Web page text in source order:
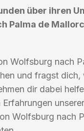
über ihren
Palma de
Wolfsburg nach
und fragst dich,
dir dabei
Wolfsburg nach